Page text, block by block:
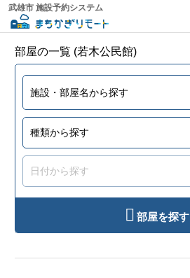
武雄市 施設予約システム
部屋の一覧 (若木公民館)
部屋を探す